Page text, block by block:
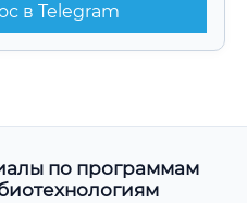
в Telegram
по программам